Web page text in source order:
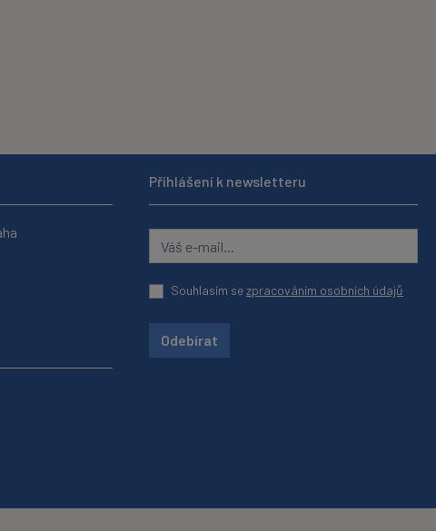
Přihlášení k newsletteru
Souhlasím sezpracováním osobních údajů
Odebírat